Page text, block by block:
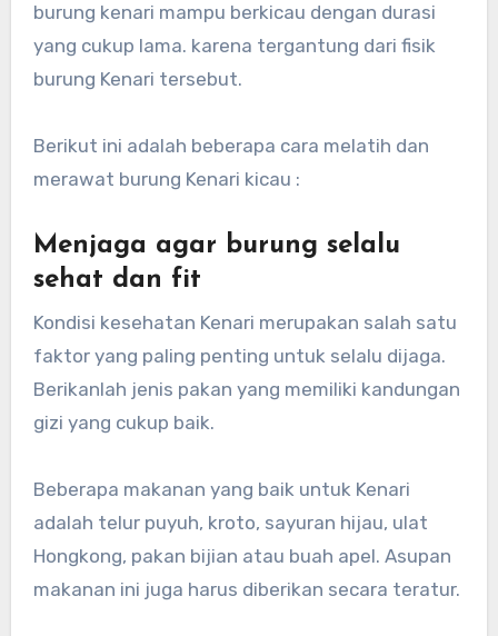
burung kenari mampu berkicau dengan durasi
yang cukup lama. karena tergantung dari fisik
burung Kenari tersebut.
Berikut ini adalah beberapa cara melatih dan
merawat burung Kenari kicau :
Menjaga agar burung selalu
sehat dan fit
Kondisi kesehatan Kenari merupakan salah satu
faktor yang paling penting untuk selalu dijaga.
Berikanlah jenis pakan yang memiliki kandungan
gizi yang cukup baik.
Beberapa makanan yang baik untuk Kenari
adalah telur puyuh, kroto, sayuran hijau, ulat
Hongkong, pakan bijian atau buah apel. Asupan
makanan ini juga harus diberikan secara teratur.